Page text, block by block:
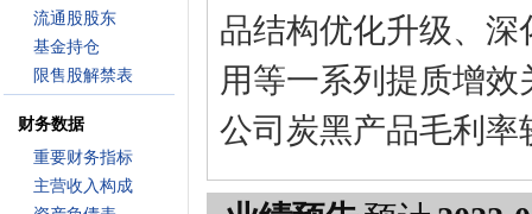
流通股股东
基金持仓
限售股解禁表
财务数据
重要财务指标
主营收入构成
品结构优化升级、
用等一系列提质增
公司炭黑产品毛利